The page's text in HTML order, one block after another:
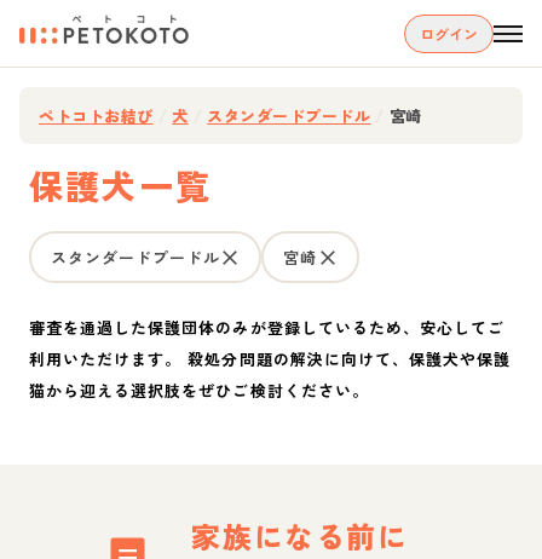
ログイン
ペトコトお結び 犬 スタンダードプードル 宮崎
保護犬一覧
スタンダードプードル 宮崎
審査を通過した保護団体のみが登録しているため、安心してご
利用いただけます。 殺処分問題の解決に向けて、保護犬や保護
猫から迎える選択肢をぜひご検討ください。
家族になる前に